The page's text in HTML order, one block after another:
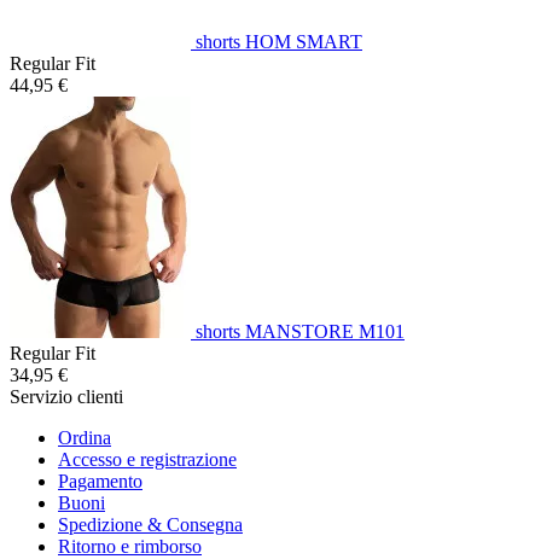
shorts HOM SMART
Regular Fit
44,95 €
shorts MANSTORE M101
Regular Fit
34,95 €
Servizio clienti
Ordina
Accesso e registrazione
Pagamento
Buoni
Spedizione & Consegna
Ritorno e rimborso